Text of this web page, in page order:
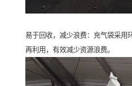
易于回收，减少浪费：充气袋采用
再利用，有效减少资源浪费。